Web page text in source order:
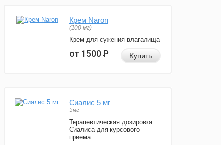
Крем Naron
(100 мг)
Крем для сужения влагалища
от 1500Р Купить
Сиалис 5 мг
5мг
Терапевтическая дозировка
Сиалиса для курсового
приема